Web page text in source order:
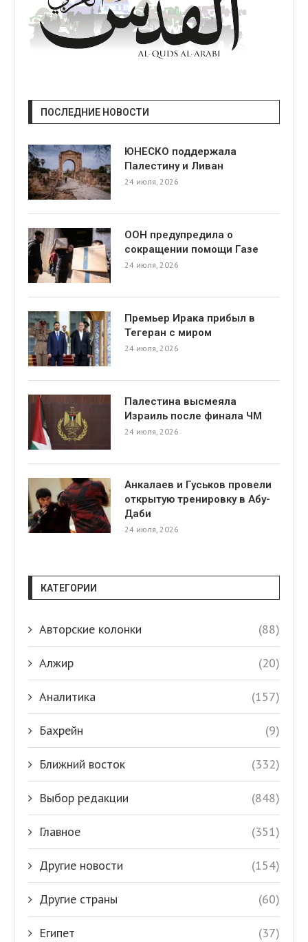
ПОСЛЕДНИЕ НОВОСТИ
ЮНЕСКО поддержала
Палестину и Ливан
24 июля, 2026
ООН предупредила о
сокращении помощи Газе
24 июля, 2026
Премьер Ирака прибыл в
Тегеран с миром
24 июля, 2026
Палестина высмеяла
Израиль после финала ЧМ
24 июля, 2026
Анкалаев и Гуськов провели
открытую тренировку в Абу-
Даби
24 июля, 2026
КАТЕГОРИИ
Авторские колонки (88)
Алжир (20)
Аналитика (157)
Бахрейн (9)
Ближний восток (332)
Выбор редакции (848)
Главное (351)
Другие новости (154)
Другие страны (60)
Египет (37)